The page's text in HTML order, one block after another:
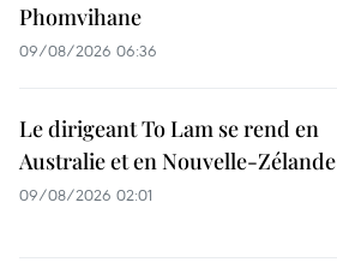
Phomvihane
09/08/2026 06:36
Le dirigeant To Lam se rend en
Australie et en Nouvelle-Zélande
09/08/2026 02:01